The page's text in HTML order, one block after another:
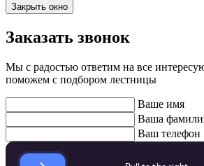
Закрыть окно
Заказать звонок
Мы с радостью ответим на все
поможем с подбором лестницы
Ваше имя
Ваша
Ваш телефон